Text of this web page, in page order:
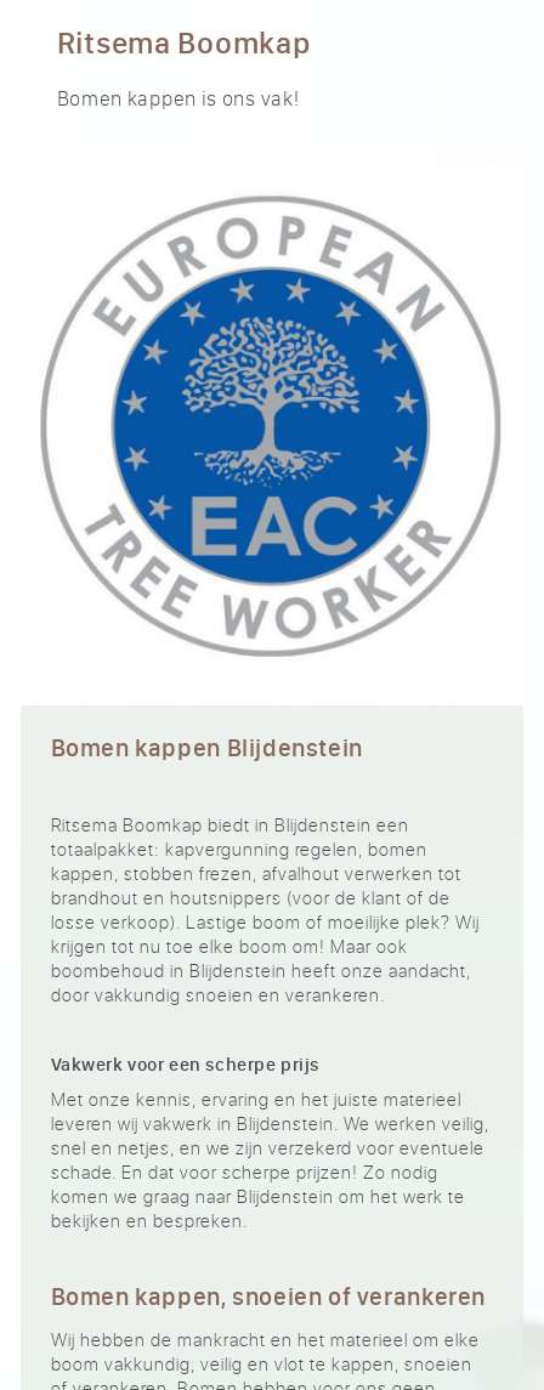
Ritsema Boomkap
Bomen kappen is ons vak!
Bomen kappen Blijdenstein
Ritsema Boomkap biedt in Blijdenstein een
totaalpakket: kapvergunning regelen, bomen
kappen, stobben frezen, afvalhout verwerken tot
brandhout en houtsnippers (voor de klant of de
losse verkoop). Lastige boom of moeilijke plek? Wij
krijgen tot nu toe elke boom om! Maar ook
boombehoud in Blijdenstein heeft onze aandacht,
door vakkundig snoeien en verankeren.
Vakwerk voor een scherpe prijs
Met onze kennis, ervaring en het juiste materieel
leveren wij vakwerk in Blijdenstein. We werken veilig,
snel en netjes, en we zijn verzekerd voor eventuele
schade. En dat voor scherpe prijzen! Zo nodig
komen we graag naar Blijdenstein om het werk te
bekijken en bespreken.
Bomen kappen, snoeien of verankeren
Wij hebben de mankracht en het materieel om elke
boom vakkundig, veilig en vlot te kappen, snoeien